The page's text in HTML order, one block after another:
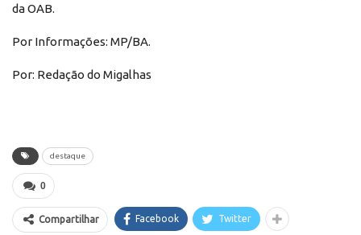
da OAB.
Por Informações: MP/BA.
Por: Redação do Migalhas
destaque
0
Compartilhar Facebook Twitter